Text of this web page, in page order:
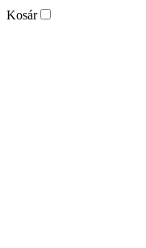
Kosár